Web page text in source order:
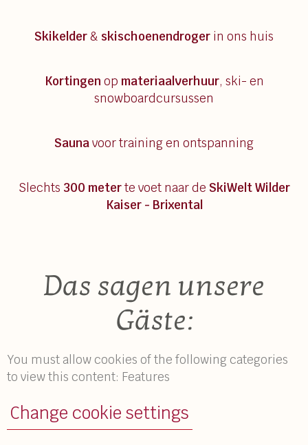
Skikelder& skischoenendroger in ons huis
Kortingenop materiaalverhuur, ski- en
snowboardcursussen
Saunavoor training en ontspanning
Slechts 300 meterte voet naar de SkiWelt Wilder
Kaiser - Brixental
Das sagen unsere
Gäste:
You must allow cookies of the following categories
to view this content: Features
Change cookie settings